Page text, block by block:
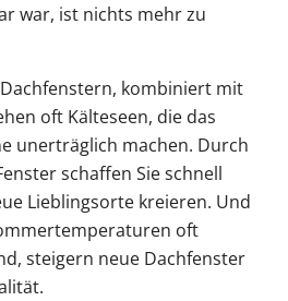
war, ist nichts mehr zu
kombiniert mit
oft Kälteseen, die das
unerträglich machen. Durch
schaffen Sie schnell
Lieblingsorte kreieren. Und
oft
steigern neue Dachfenster